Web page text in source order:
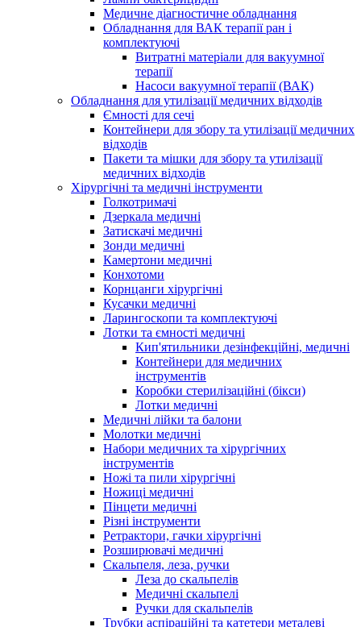
Медичне діагностичне обладнання
Обладнання для ВАК терапії ран і
комплектуючі
Витратні матеріали для вакуумної
терапії
Насоси вакуумної терапії (ВАК)
Обладнання для утилізації медичних відходів
Ємності для сечі
Контейнери для збору та утилізації медичних
відходів
Пакети та мішки для збору та утилізації
медичних відходів
Хірургічні та медичні інструменти
Голкотримачі
Дзеркала медичні
Затискачі медичні
Зонди медичні
Камертони медичні
Конхотоми
Корнцанги хірургічні
Кусачки медичні
Ларингоскопи та комплектуючі
Лотки та ємності медичні
Кип'ятильники дезінфекційні, медичні
Контейнери для медичних
інструментів
Коробки стерилізаційні (бікси)
Лотки медичні
Медичні лійки та балони
Молотки медичні
Набори медичних та хірургічних
інструментів
Ножі та пили хірургічні
Ножиці медичні
Пінцети медичні
Різні інструменти
Ретрактори, гачки хірургічні
Розширювачі медичні
Скальпеля, леза, ручки
Леза до скальпелів
Медичні скальпелі
Ручки для скальпелів
Трубки аспіраційні та катетери металеві